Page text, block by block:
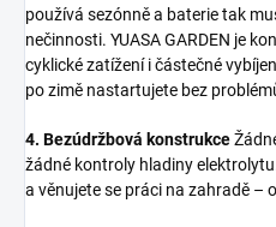
používá sezónně a baterie tak
nečinnosti. YUASA GARDEN je
cyklické zatížení i částečné
po zimě nastartujete bez
4. Bezúdržbová konstrukce
žádné kontroly hladiny
a věnujete se práci na zahradě –